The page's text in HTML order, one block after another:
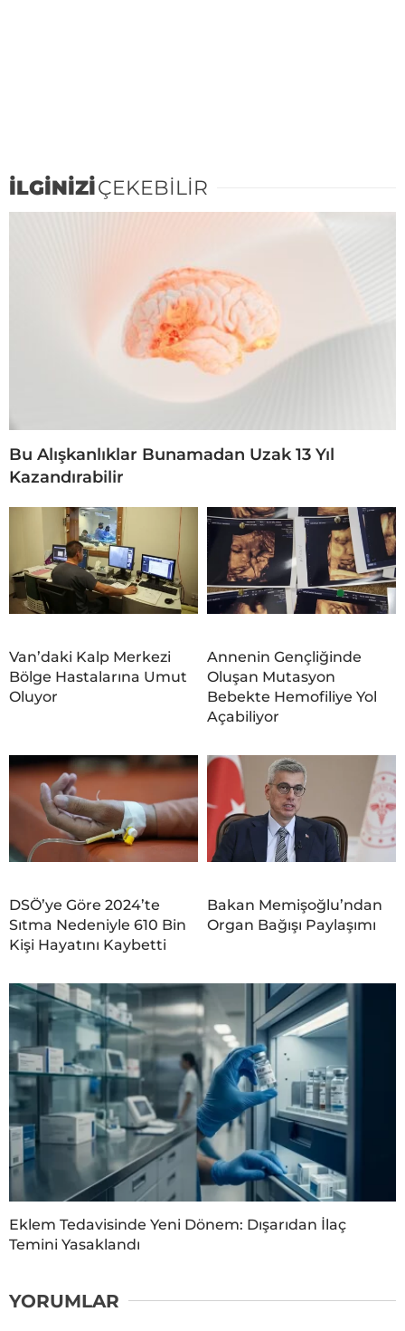
İLGİNİZİÇEKEBİLİR
Bu Alışkanlıklar Bunamadan Uzak 13 Yıl
Kazandırabilir
Van’daki Kalp Merkezi
Bölge Hastalarına Umut
Oluyor
Annenin Gençliğinde
Oluşan Mutasyon
Bebekte Hemofiliye Yol
Açabiliyor
DSÖ’ye Göre 2024’te
Sıtma Nedeniyle 610 Bin
Kişi Hayatını Kaybetti
Bakan Memişoğlu’ndan
Organ Bağışı Paylaşımı
Eklem Tedavisinde Yeni Dönem: Dışarıdan İlaç
Temini Yasaklandı
YORUMLAR